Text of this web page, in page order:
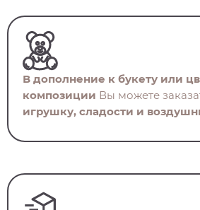
В дополнение к букету или
композиции Вы можете
игрушку, сладости и